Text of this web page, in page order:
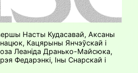
Насты Кудасавай, Аксаны
Кацярыны Янчэўскай і
Леаніда Дранько-Майсюка,
Федарэнкі, Іны Снарскай і